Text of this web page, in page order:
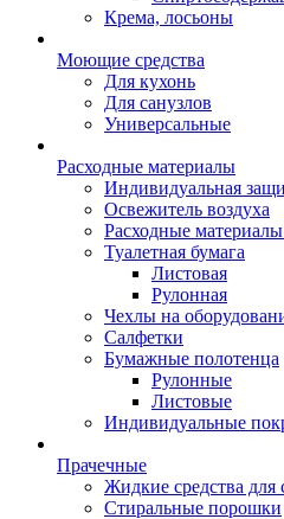
Крема, лосьоны
Моющие средства
Для кухонь
Для санузлов
Универсальные
Расходные материалы
Индивидуальная
Освежитель воздуха
Расходные
Туалетная бумага
Листовая
Рулонная
Чехлы на
Салфетки
Бумажные полотенца
Рулонные
Листовые
Индивидуальные
Прачечные
Жидкие средства для
Стиральные порошки